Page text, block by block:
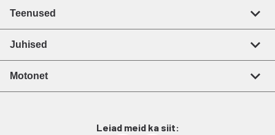
Teenused
Juhised
Motonet
Leiad meid ka siit: